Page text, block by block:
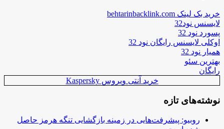
خرید بک لینک behtarinbacklink.com
لایسنس نود32
پسورد نود 32
اوکلی لایسنس رایگان نود 32
همیار نود 32
بهترین سئو
رایگان
خرید آنتی ویروس Kaspersky
نوشته‌های تازه
روبیو: پیشرفت‌هایی در زمینه بازگشایی تنگه هرمز حاصل